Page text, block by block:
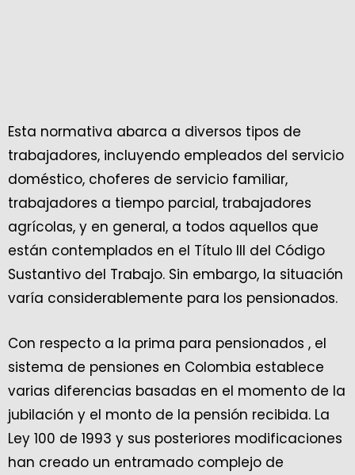
Esta normativa abarca a diversos tipos de
trabajadores, incluyendo empleados del servicio
doméstico, choferes de servicio familiar,
trabajadores a tiempo parcial, trabajadores
agrícolas, y en general, a todos aquellos que
están contemplados en el Título III del Código
Sustantivo del Trabajo. Sin embargo, la situación
varía considerablemente para los pensionados.
Con respecto a la prima para pensionados , el
sistema de pensiones en Colombia establece
varias diferencias basadas en el momento de la
jubilación y el monto de la pensión recibida. La
Ley 100 de 1993 y sus posteriores modificaciones
han creado un entramado complejo de